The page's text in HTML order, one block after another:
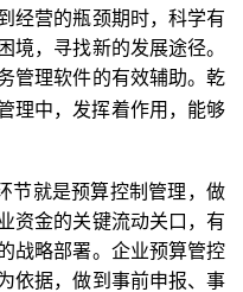
经营的瓶颈期时，科学有
境，寻找新的发展途径。
管理软件的有效辅助。乾
理中，发挥着作用，能够
节就是预算控制管理，做
资金的关键流动关口，有
战略部署。企业预算管控
依据，做到事前申报、事